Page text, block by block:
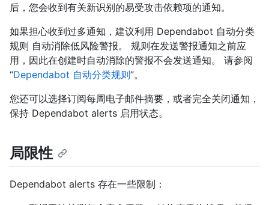
后，您会收到有关新识别的易受攻击依赖项的通知。
如果担心收到过多通知，建议利用 Dependabot 自动分类
规则 自动消除低风险警报。 规则在发送警报通知之前应
用，因此在创建时自动消除的警报不会发送通知。 请参阅
“Dependabot 自动分类规则”。
您还可以选择订阅每周电子邮件摘要，或者完全关闭通知，
保持 Dependabot alerts 启用状态。
局限性
Dependabot alerts 存在一些限制：